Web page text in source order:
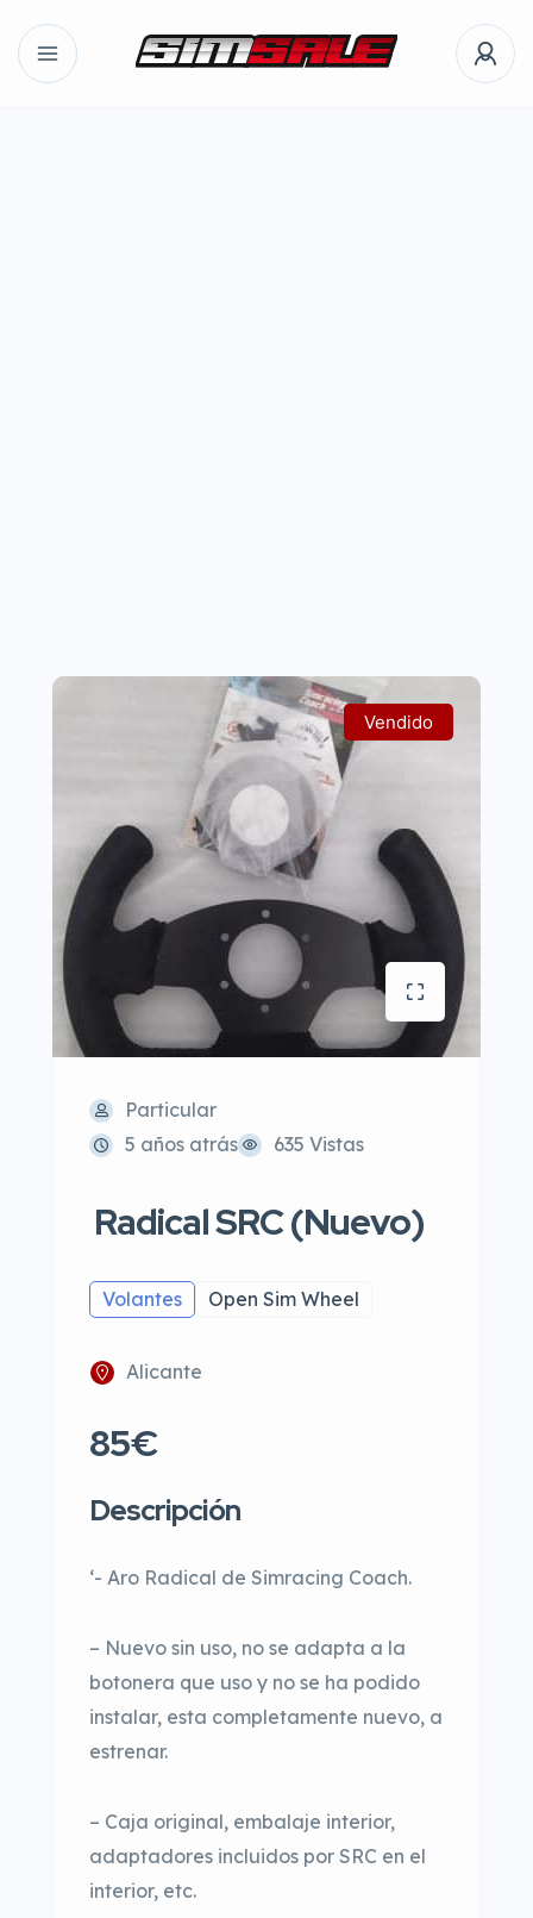
Vendido
Particular
5 años atrás
635 Vistas
Radical SRC (Nuevo)
Volantes Open Sim Wheel
Alicante
85€
Descripción
‘- Aro Radical de Simracing Coach.
– Nuevo sin uso, no se adapta a la
botonera que uso y no se ha podido
instalar, esta completamente nuevo, a
estrenar.
– Caja original, embalaje interior,
adaptadores incluidos por SRC en el
interior, etc.